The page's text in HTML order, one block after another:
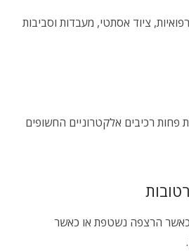
ציוד אסתטי, מעבדות וסביבות
פחות רכיבים אלקטרוניים החשופים
כאשר הרצפה נשטפת או כאשר